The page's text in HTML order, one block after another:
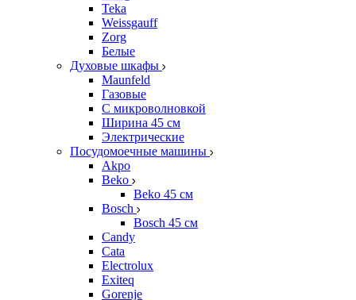
Teka
Weissgauff
Zorg
Белые
Духовые шкафы
Maunfeld
Газовые
С микроволновкой
Ширина 45 см
Электрические
Посудомоечные машины
Akpo
Beko
Beko 45 см
Bosch
Bosch 45 см
Candy
Cata
Electrolux
Exiteq
Gorenje